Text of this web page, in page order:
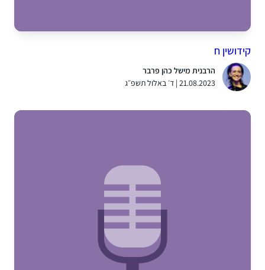
קידושין ח
הרבנית מישל כהן פרבר
21.08.2023 | ד׳ באלול תשפ״ג